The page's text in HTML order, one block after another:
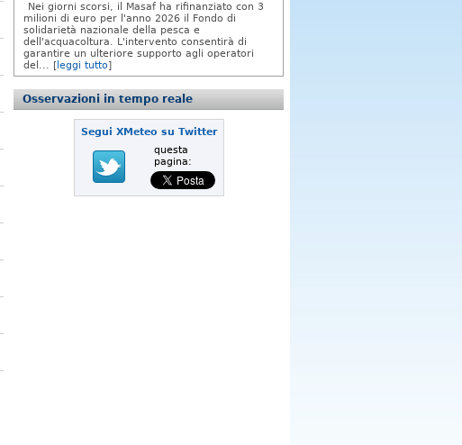
Nei giorni scorsi, il Masaf ha rifinanziato con 3
milioni di euro per l'anno 2026 il Fondo di
solidarietà nazionale della pesca e
dell'acquacoltura. L'intervento consentirà di
garantire un ulteriore supporto agli operatori
del... [ leggi tutto]
Osservazioni in tempo reale
Segui XMeteo su Twitter
questa
pagina: